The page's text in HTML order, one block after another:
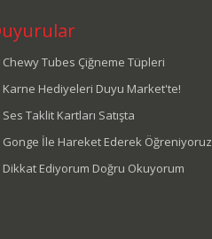
Chewy Tubes Çiğneme Tüpleri
Karne Hediyeleri Duyu Market'te!
Ses Taklit Kartları Satışta
Gonge İle Hareket Ederek Öğreniyoruz
Dikkat Ediyorum Doğru Okuyorum